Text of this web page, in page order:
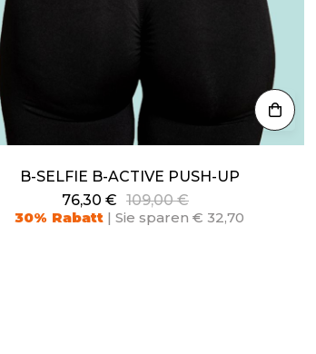
B-SELFIE B-ACTIVE PUSH-UP
76,30 € 109,00 €
30% Rabatt | Sie sparen € 32,70